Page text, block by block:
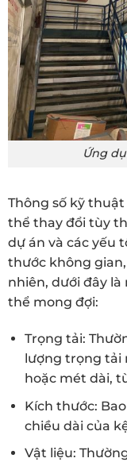
Ứng
Thông số kỹ
thể thay đổi tùy
dự án và các yếu
thước không
nhiên, dưới đây
thể mong đợi:
Trọng tải:
lượng trọng tải
hoặc mét dài,
Kích thước:
chiều dài của
Vật liệu: